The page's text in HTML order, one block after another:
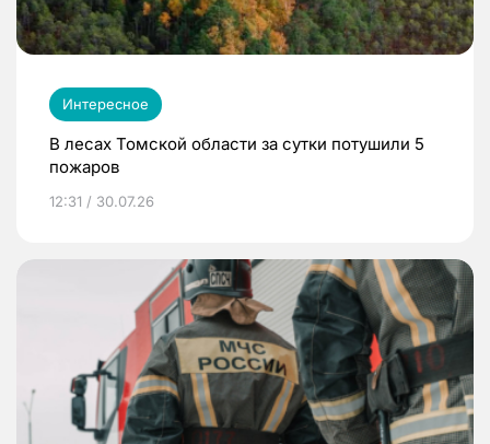
Интересное
В лесах Томской области за сутки потушили 5
пожаров
12:31 / 30.07.26